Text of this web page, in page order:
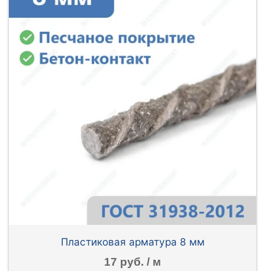
Пластиковая арматура 8 мм
17 руб. / м